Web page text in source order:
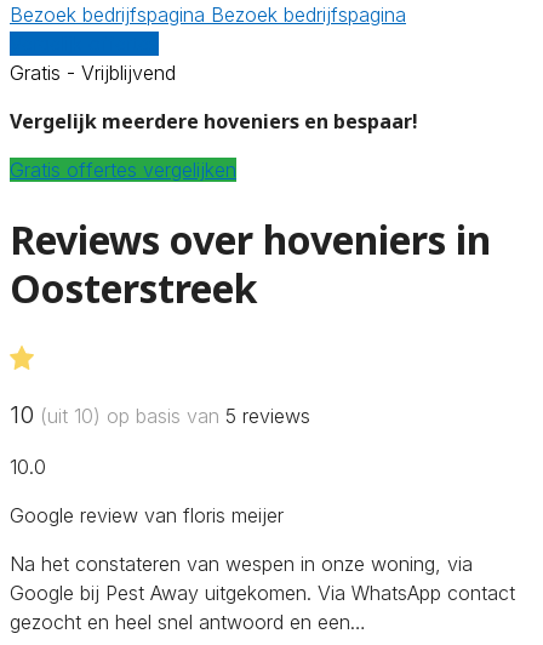
Bezoek bedrijfspagina Bezoek bedrijfspagina
Gratis - Vrijblijvend
Vergelijk meerdere hoveniers en bespaar!
Gratis offertes vergelijken
Reviews over hoveniers in
Oosterstreek
10 (uit 10) op basis van 5 reviews
10.0
Google review van floris meijer
Na het constateren van wespen in onze woning, via
Google bij Pest Away uitgekomen. Via WhatsApp contact
gezocht en heel snel antwoord en een…